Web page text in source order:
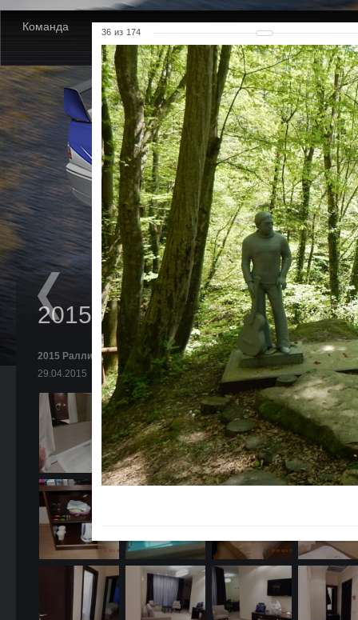
Команда Новости Партнеры Фото Видео
2015 Ралли Сочи. Кубок
2015 Ралли Сочи. Кубок
29.04.2015
36 из 174